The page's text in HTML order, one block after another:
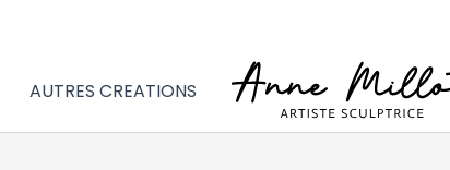
AUTRES CREATIONS